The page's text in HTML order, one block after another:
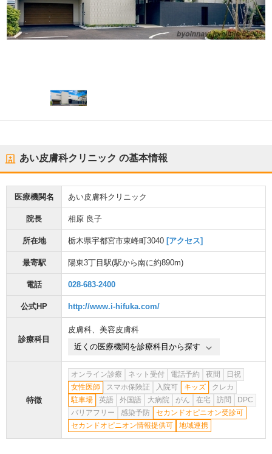
あい皮膚科クリニック の基本情報
医療機関名 あい皮膚科クリニック
院長 相原 良子
所在地 栃木県宇都宮市東峰町3040 [アクセス]
最寄駅 陽東3丁目駅(駅から南に約890m)
電話 028-683-2400
公式HP http://www.i-hifuka.com/
診療科目
皮膚科、 美容皮膚科
近くの医療機関を診療科目から探す
特徴
オンライン診療 ネット受付 電話予約 夜間
日祝
女性医師
スマホ保険証 入院可 キッズ
クレカ
駐車場
英語 外国語 大病院 がん 在宅 訪問
DPC
バリアフリー
感染予防
セカンドオピニオン受診可
セカンドオピニオン情報提供可
地域連携